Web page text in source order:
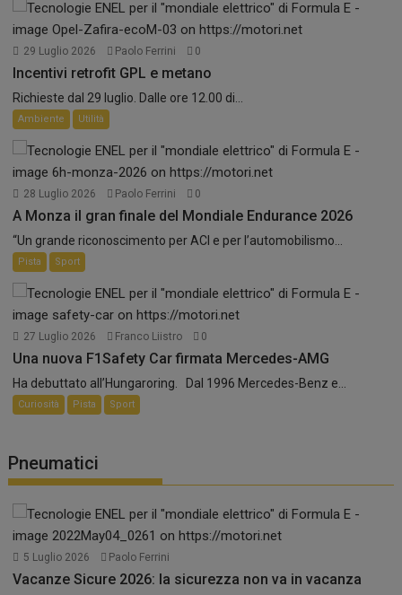
29 Luglio 2026 Paolo Ferrini 0
Incentivi retrofit GPL e metano
Richieste dal 29 luglio. Dalle ore 12.00 di...
Ambiente Utilità
28 Luglio 2026 Paolo Ferrini 0
A Monza il gran finale del Mondiale Endurance 2026
“Un grande riconoscimento per ACI e per l’automobilismo...
Pista Sport
27 Luglio 2026 Franco Liistro 0
Una nuova F1Safety Car firmata Mercedes-AMG
Ha debuttato all’Hungaroring. Dal 1996 Mercedes-Benz e...
Curiosità Pista Sport
Pneumatici
5 Luglio 2026 Paolo Ferrini
Vacanze Sicure 2026: la sicurezza non va in vacanza